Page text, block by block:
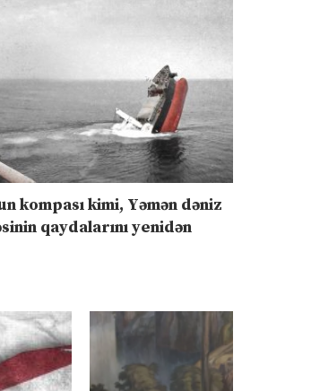
kompası kimi, Yəmən dəniz
qaydalarını yenidən